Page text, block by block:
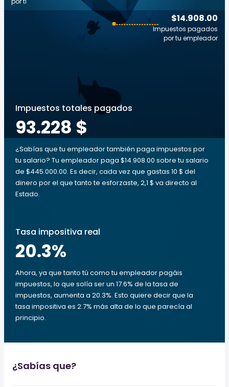
$14.908.00
Impuestos pagados
por tu empleador
Impuestos totales pagados
93.228 $
¿Sabías que tu empleador también paga impuestos por
tu salario? Tu empleador paga $14.908.00 sobre tu salario
de $445.000.00. Es decir, cada vez que gastas 10 $ del
dinero por el que tanto te esforzaste, 2,1 $ va directo al
Estado.
Tasa impositiva real
20.3%
Ahora, ya que tanto tú como tu empleador pagáis
impuestos, lo que solía ser un 17.6% de la tasa de
impuestos, aumenta a 20.3%. Esto quiere decir que la
tasa impositiva es 2.7% más alta de lo que parecía al
principio.
¿Sabías que?